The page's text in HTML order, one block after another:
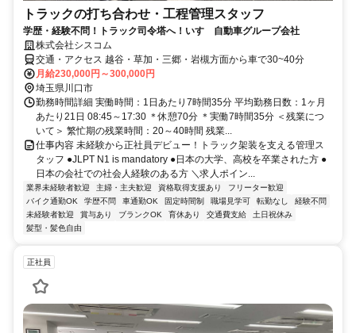
トラックの打ち合わせ・工程管理スタッフ
学歴・経験不問！トラック司令塔へ！いすゞ自動車グループ会社
株式会社シスコム
交通・アクセス 越谷・草加・三郷・岩槻方面から車で30~40分
月給230,000円～300,000円
埼玉県川口市
勤務時間詳細 実働時間：1日あたり7時間35分 平均勤務日数：1ヶ月
あたり21日 08:45～17:30 ＊休憩70分 ＊実働7時間35分 ＜残業につ
いて＞ 繁忙期の残業時間：20～40時間 残業...
仕事内容 未経験から正社員デビュー！トラック架装を支える管理ス
タッフ ●JLPT N1 is mandatory ●日本の大学、高校を卒業された方 ●
日本の会社での社会人経験のある方 ＼求人ポイン...
業界未経験者歓迎 主婦・主夫歓迎 資格取得支援あり
フリーター歓迎
バイク通勤OK
学歴不問 車通勤OK 固定時間制 職場見学可 転勤なし
経験不問
未経験者歓迎
賞与あり ブランクOK 育休あり 交通費支給
土日祝休み
髪型・髪色自由
正社員